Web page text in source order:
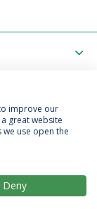
improve our
great website
use open the
Deny